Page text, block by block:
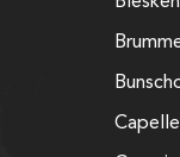
Capelle